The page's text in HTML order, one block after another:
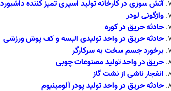
آتش سوزی در کارخانه تولید اسپری تمیز کننده داشبورد
واژگونی لودر
حادثه حریق در کوره
حادثه حریق در واحد تولیدی البسه و کف پوش ورزشی
برخورد جسم سخت به سرکارگر
حریق در واحد تولید مصنوعات چوبی
انفجار ناشی از نشت گاز
حادثه حریق در واحد تولید پودر آلومینیوم